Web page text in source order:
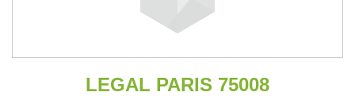
LEGAL PARIS 75008